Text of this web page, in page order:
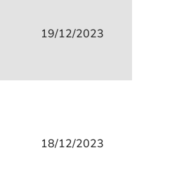
19/12/2023
18/12/2023